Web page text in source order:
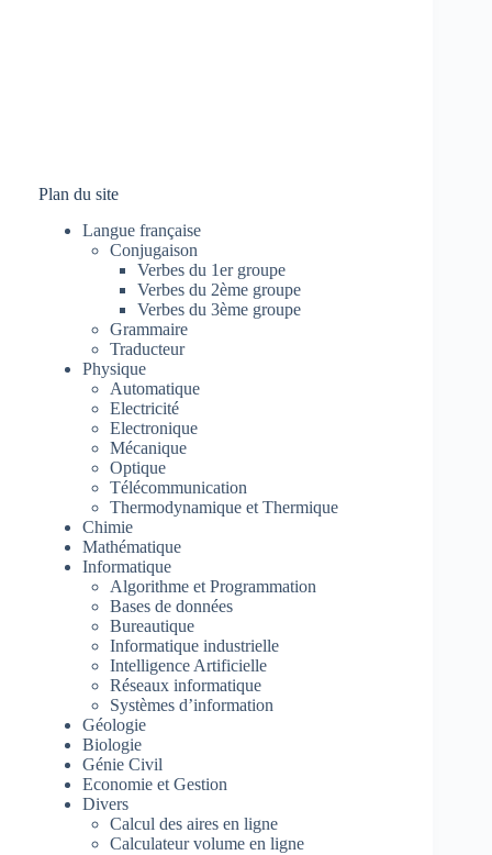
Plan du site
Langue française
Conjugaison
Verbes du 1er groupe
Verbes du 2ème groupe
Verbes du 3ème groupe
Grammaire
Traducteur
Physique
Automatique
Electricité
Electronique
Mécanique
Optique
Télécommunication
Thermodynamique et Thermique
Chimie
Mathématique
Informatique
Algorithme et Programmation
Bases de données
Bureautique
Informatique industrielle
Intelligence Artificielle
Réseaux informatique
Systèmes d’information
Géologie
Biologie
Génie Civil
Economie et Gestion
Divers
Calcul des aires en ligne
Calculateur volume en ligne